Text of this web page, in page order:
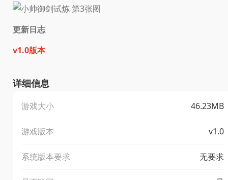
更新日志
v1.0版本
详细信息
游戏大小 46.23MB
游戏版本 v1.0
系统版本要求 无要求